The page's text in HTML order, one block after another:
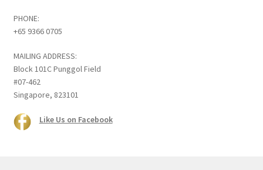
PHONE:
+65 9366 0705
MAILING ADDRESS:
Block 101C Punggol Field
#07-462
Singapore, 823101
Like Us on Facebook